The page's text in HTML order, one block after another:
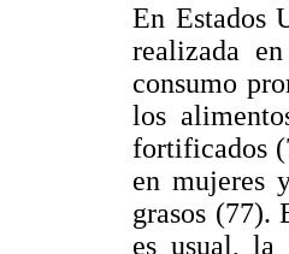
En Estados
realizada
consumo
los
fortificados
en mujeres
grasos (77).
es usual, la